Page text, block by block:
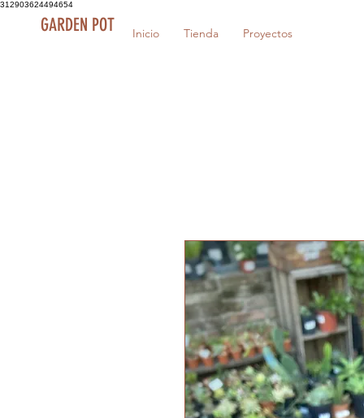
312903624494654
GARDEN POT Inicio Tienda Proyectos